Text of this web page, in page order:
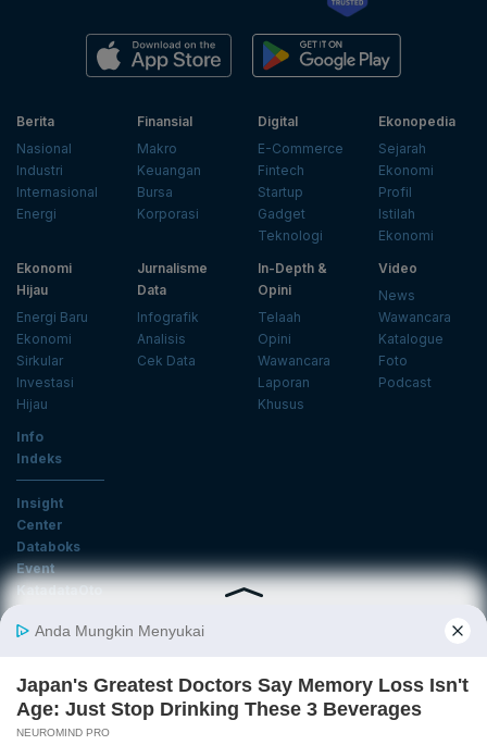
Berita
Nasional
Industri
Internasional
Energi
Finansial
Makro
Keuangan
Bursa
Korporasi
Digital
E-Commerce
Fintech
Startup
Gadget
Teknologi
Ekonopedia
Sejarah
Ekonomi
Profil
Istilah
Ekonomi
Ekonomi
Hijau
Energi Baru
Ekonomi
Sirkular
Investasi
Hijau
Jurnalisme
Data
Infografik
Analisis
Cek Data
In-Depth &
Opini
Telaah
Opini
Wawancara
Laporan
Khusus
Video
News
Wawancara
Katalogue
Foto
Podcast
Info
Indeks
Insight
Center
Databoks
Event
KatadataOto
Email
Daftar